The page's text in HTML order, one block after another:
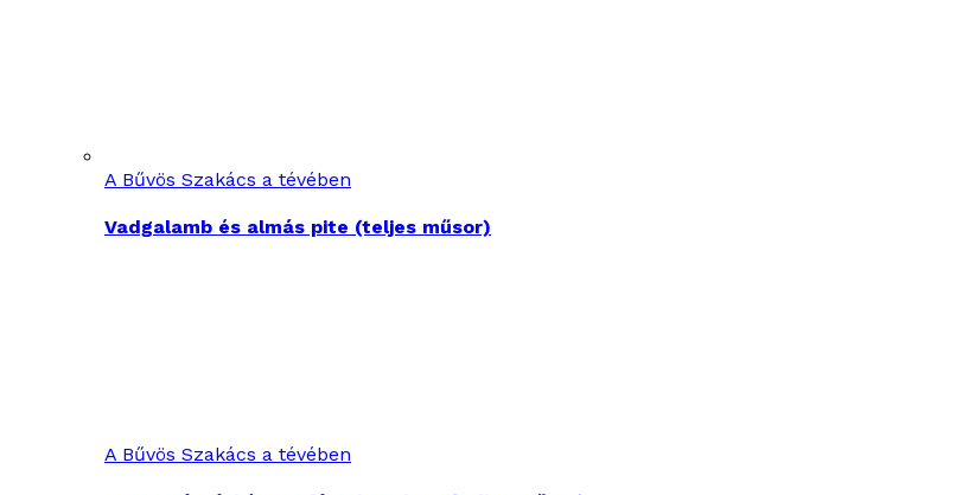
A Bűvös Szakács a tévében
Vadgalamb és almás pite (teljes műsor)
A Bűvös Szakács a tévében